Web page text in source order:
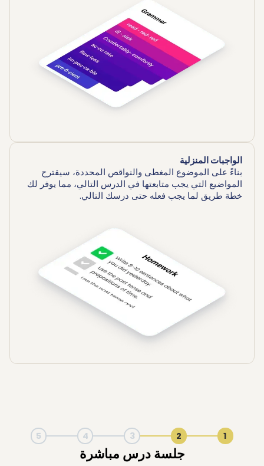
الواجبات المنزلية
بناءً على الموضوع المغطى والنواقص المحددة، سيقترح
المواضيع التي يجب متابعتها في الدرس التالي، مما يوفر لك
خطة طريق لما يجب فعله حتى درسك التالي.
1
2
3
4
5